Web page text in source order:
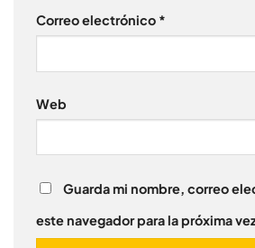
Correo electrónico *
Web
Guarda mi nombre, correo
este navegador para la próxima